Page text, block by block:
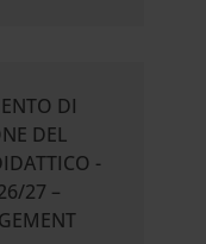
DI
DEL
-
27 –